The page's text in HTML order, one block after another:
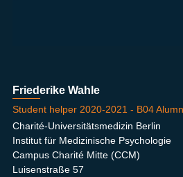
Friederike Wahle
Student helper 2020-2021 - B04
Charité-Universitätsmedizin Berlin
Institut für Medizinische Psychologie
Campus Charité Mitte (CCM)
Luisenstraße 57